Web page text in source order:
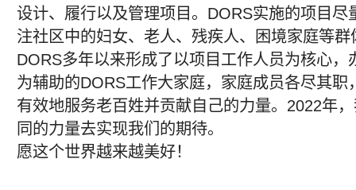
设计、履行以及管理项目。DORS实施的项目尽
注社区中的妇女、老人、残疾人、困境家庭等群
DORS多年以来形成了以项目工作人员为核心，
为辅助的DORS工作大家庭，家庭成员各尽其职
有效地服务老百姓并贡献自己的力量。2022年
同的力量去实现我们的期待。
愿这个世界越来越美好！